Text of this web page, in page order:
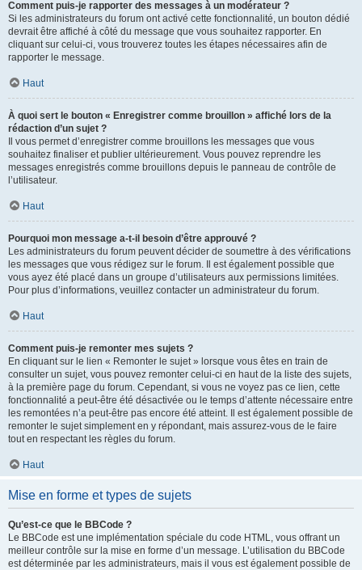
Comment puis-je rapporter des messages à un modérateur ?
Si les administrateurs du forum ont activé cette fonctionnalité, un bouton dédié
devrait être affiché à côté du message que vous souhaitez rapporter. En
cliquant sur celui-ci, vous trouverez toutes les étapes nécessaires afin de
rapporter le message.
Haut
À quoi sert le bouton « Enregistrer comme brouillon » affiché lors de la
rédaction d’un sujet ?
Il vous permet d’enregistrer comme brouillons les messages que vous
souhaitez finaliser et publier ultérieurement. Vous pouvez reprendre les
messages enregistrés comme brouillons depuis le panneau de contrôle de
l’utilisateur.
Haut
Pourquoi mon message a-t-il besoin d’être approuvé ?
Les administrateurs du forum peuvent décider de soumettre à des vérifications
les messages que vous rédigez sur le forum. Il est également possible que
vous ayez été placé dans un groupe d’utilisateurs aux permissions limitées.
Pour plus d’informations, veuillez contacter un administrateur du forum.
Haut
Comment puis-je remonter mes sujets ?
En cliquant sur le lien « Remonter le sujet » lorsque vous êtes en train de
consulter un sujet, vous pouvez remonter celui-ci en haut de la liste des sujets,
à la première page du forum. Cependant, si vous ne voyez pas ce lien, cette
fonctionnalité a peut-être été désactivée ou le temps d’attente nécessaire entre
les remontées n’a peut-être pas encore été atteint. Il est également possible de
remonter le sujet simplement en y répondant, mais assurez-vous de le faire
tout en respectant les règles du forum.
Haut
Mise en forme et types de sujets
Qu’est-ce que le BBCode ?
Le BBCode est une implémentation spéciale du code HTML, vous offrant un
meilleur contrôle sur la mise en forme d’un message. L’utilisation du BBCode
est déterminée par les administrateurs, mais il vous est également possible de